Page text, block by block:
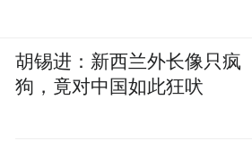
胡锡进：新西兰外长像只疯
狗，竟对中国如此狂吠